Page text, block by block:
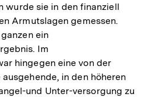
wurde sie in den finanziell
Armutslagen gemessen.
ein
Im
hingegen eine von der
in den höheren
und Unter-versorgung zu